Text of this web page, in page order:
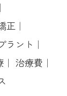
｜
正｜
ラント ｜
｜ 治療費 ｜